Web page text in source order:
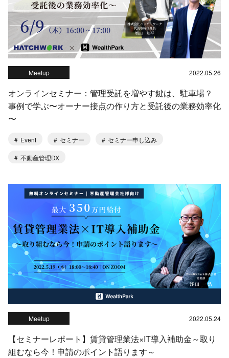
Meetup 2022.05.26
オンラインセミナー：管理受託を増やす鍵は、駐車場？
事例で学ぶ〜オーナー接点の作り方と受託後の業務効率化
〜
Event セミナー セミナー申し込み
不動産管理DX
Meetup 2022.05.24
【セミナーレポート】賃貸管理業法×IT導入補助金～取り
組むなら今！申請のポイント語ります～